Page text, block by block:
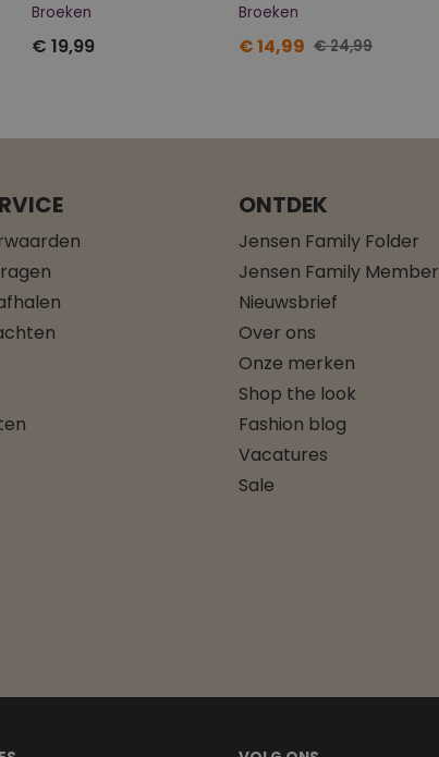
Broeken
€ 19,99
Broeken
€ 14,99 € 24,99
ONTDEK
Jensen Family Folder
Jensen Family Member
Nieuwsbrief
Over ons
Onze merken
Shop the look
Fashion blog
Vacatures
Sale